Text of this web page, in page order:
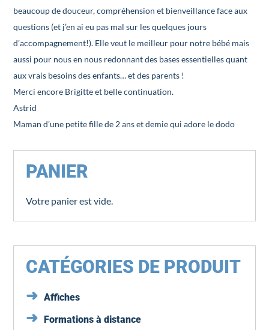
beaucoup de douceur, compréhension et bienveillance face aux
questions (et j’en ai eu pas mal sur les quelques jours
d’accompagnement!). Elle veut le meilleur pour notre bébé mais
aussi pour nous en nous redonnant des bases essentielles quant
aux vrais besoins des enfants… et des parents !
Merci encore Brigitte et belle continuation.
Astrid
Maman d’une petite fille de 2 ans et demie qui adore le dodo
PANIER
Votre panier est vide.
CATÉGORIES DE PRODUIT
Affiches
Formations à distance